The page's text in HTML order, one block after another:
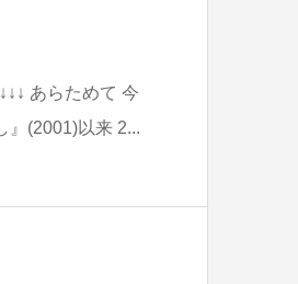
あらためて 今
』(2001)以来 2...